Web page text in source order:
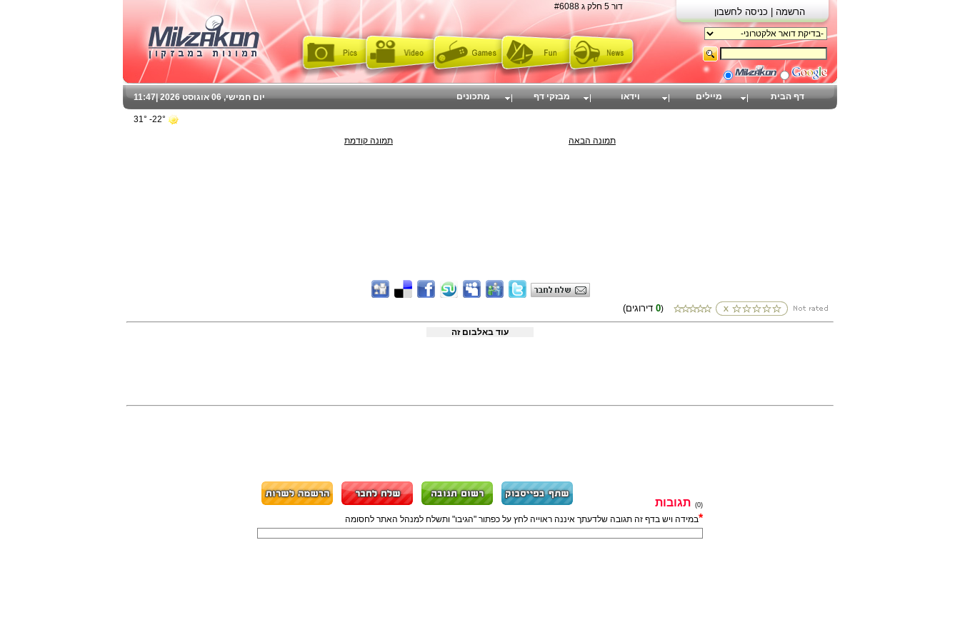
דור 5 חלק ג #6088
תמונה קודמת תמונה הבאה
0)
עוד באלבום זה
(0)
תגובות
*במידה ויש בדף זה תגובה שלדעתך איננה ראוייה לחץ על כפתור "הגיבו" ותשלח למנהל האתר לחסומה
11:47 יום חמישי, 06 אוגוסט 2026 | דף הבית מיילים וידאו מבזקי דף מתכונים
22°- 31°
הרשמה | כניסה לחשבון